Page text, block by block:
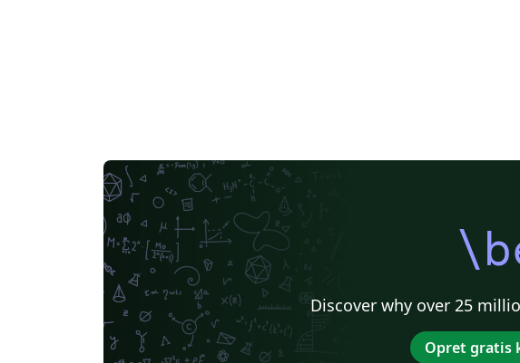
Discover why over 25
Opret gratis